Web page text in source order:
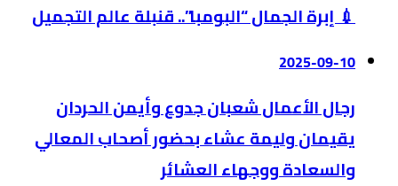
💉 إبرة الجمال “البومبا”.. قنبلة عالم التجميل
2025-09-10
رجال الأعمال شعبان جدوع وأيمن الحردان
يقيمان وليمة عشاء بحضور أصحاب المعالي
والسعادة ووجهاء العشائر